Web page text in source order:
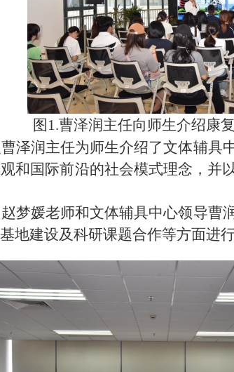
图 1.曹泽润主任向师生介绍康
泽润主任为师生介绍了文体辅具
和国际前沿的社会模式理念，并
梦媛老师和文体辅具中心领导
地建设及科研课题合作等方面进